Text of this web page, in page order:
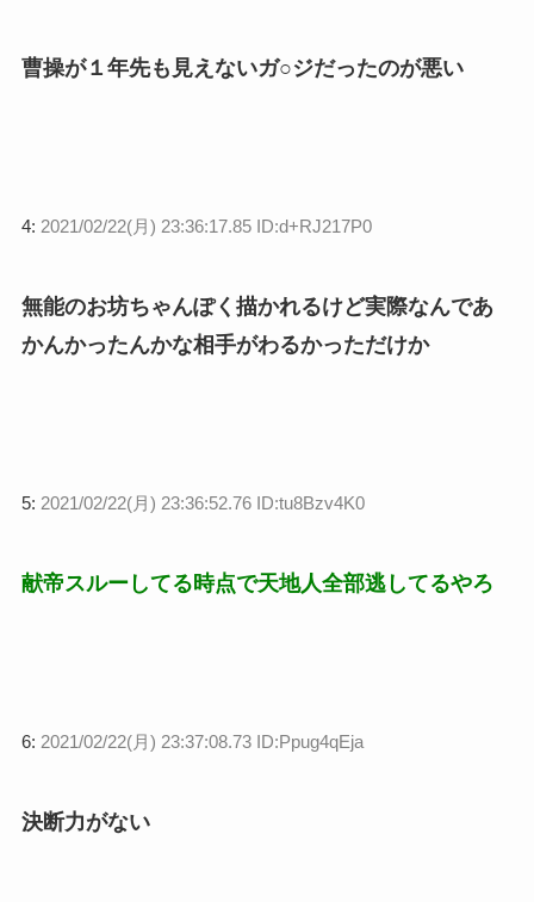
曹操が１年先も見えないガ○ジだったのが悪い
4: 2021/02/22(月) 23:36:17.85 ID:d+RJ217P0
無能のお坊ちゃんぽく描かれるけど実際なんであ
かんかったんかな相手がわるかっただけか
5: 2021/02/22(月) 23:36:52.76 ID:tu8Bzv4K0
献帝スルーしてる時点で天地人全部逃してるやろ
6: 2021/02/22(月) 23:37:08.73 ID:Ppug4qEja
決断力がない